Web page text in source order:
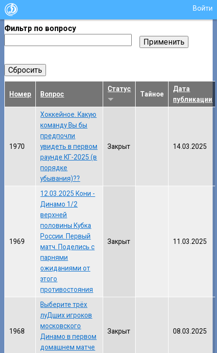
Войти
Фильтр по вопросу
Номер Вопрос
Статус
Тайное
Дата
публикации
1970
Хоккейное. Какую
команду Вы бы
предпочли
увидеть в первом
раунде КГ-2025 (в
порядке
убывания)??
Закрыт 14.03.2025
1969
12.03.2025 Кони -
Динамо 1/2
верхней
половины Кубка
России. Первый
матч. Поделись с
парнями
ожиданиями от
этого
противостояния
Закрыт 11.03.2025
1968
Выберите трёх
луДших игроков
московского
Динамо в первом
домашнем матче
Закрыт 08.03.2025